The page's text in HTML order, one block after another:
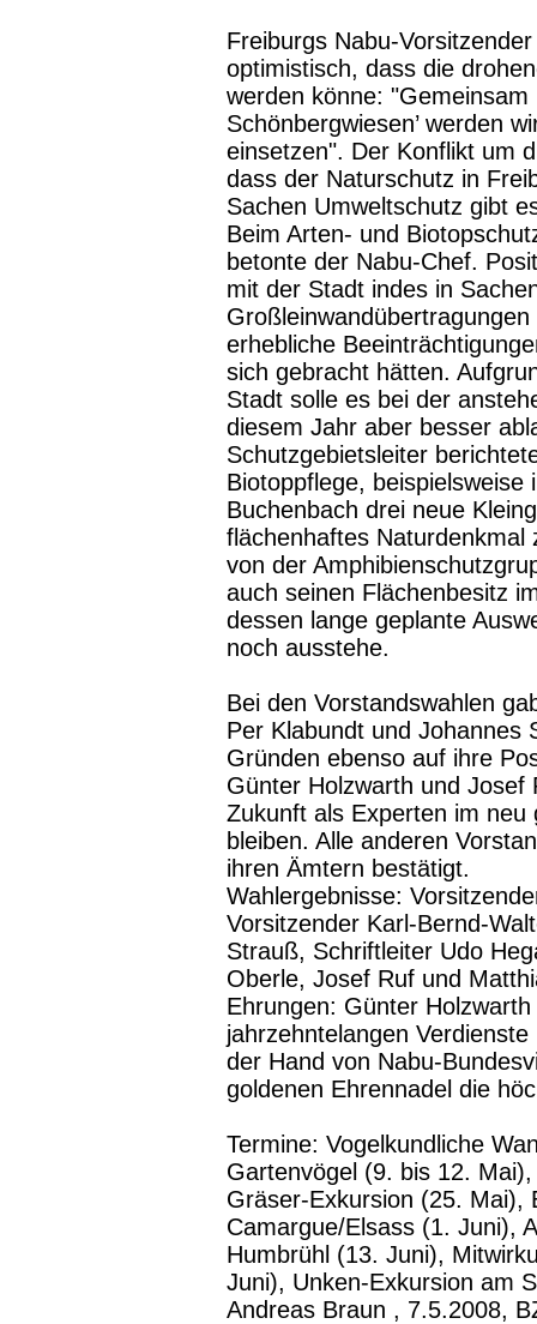
Freiburgs Nabu-
optimistisch, dass die
werden könne:
Schönbergwiesen’ werden
einsetzen". Der Konflikt um
dass der Naturschutz in
Sachen Umweltschutz gibt
Beim Arten- und
betonte der Nabu-Chef.
mit der Stadt indes in
erhebliche
sich gebracht hätten.
Stadt solle es bei der
diesem Jahr aber besser
Schutzgebietsleiter
Biotoppflege,
Buchenbach drei neue
flächenhaftes
von der
auch seinen Flächenbesitz
dessen lange geplante
noch ausstehe.
Bei den Vorstandswahlen
Per Klabundt und Johannes
Gründen ebenso auf ihre
Günter Holzwarth und Josef
Zukunft als Experten im neu
bleiben. Alle anderen
ihren Ämtern bestätigt.
Wahlergebnisse:
Vorsitzender Karl-Bernd-
Strauß, Schriftleiter Udo
Oberle, Josef Ruf und
Ehrungen: Günter
jahrzehntelangen
der Hand von Nabu-
goldenen Ehrennadel die
Termine: Vogelkundliche
Gartenvögel (9. bis 12.
Gräser-Exkursion (25. Mai),
Camargue/Elsass (1. Juni),
Humbrühl (13. Juni),
Juni), Unken-Exkursion am
Andreas Braun , 7.5.2008,